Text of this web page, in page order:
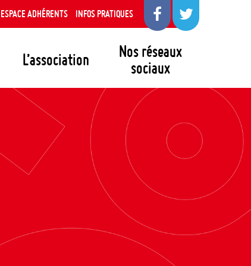
L’association
Nos réseaux
sociaux
ESPACE ADHÉRENTS INFOS PRATIQUES